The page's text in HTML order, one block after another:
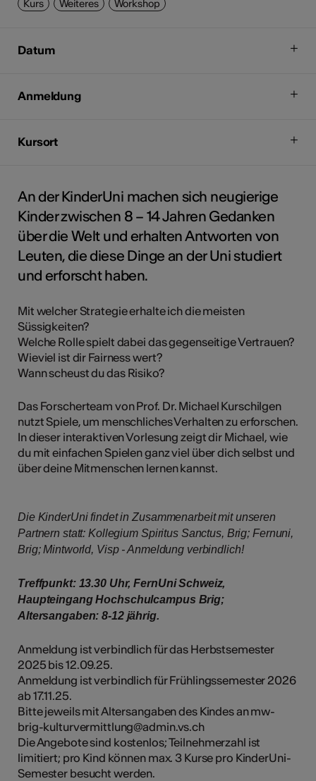
Kurs Weiteres Workshop
Datum
Anmeldung
Kursort
An der KinderUni machen sich neugierige
Kinder zwischen 8 – 14 Jahren Gedanken
über die Welt und erhalten Antworten von
Leuten, die diese Dinge an der Uni studiert
und erforscht haben.
Mit welcher Strategie erhalte ich die meisten
Süssigkeiten?
Welche Rolle spielt dabei das gegenseitige Vertrauen?
Wieviel ist dir Fairness wert?
Wann scheust du das Risiko?
Das Forscherteam von Prof. Dr. Michael Kurschilgen
nutzt Spiele, um menschliches Verhalten zu erforschen.
In dieser interaktiven Vorlesung zeigt dir Michael, wie
du mit einfachen Spielen ganz viel über dich selbst und
über deine Mitmenschen lernen kannst.
Die KinderUni findet in Zusammenarbeit mit unseren
Partnern statt: Kollegium Spiritus Sanctus, Brig; Fernuni,
Brig; Mintworld, Visp - Anmeldung verbindlich!
Treffpunkt: 13.30 Uhr, FernUni Schweiz,
Haupteingang Hochschulcampus Brig;
Altersangaben: 8-12 jährig.
Anmeldung ist verbindlich für das Herbstsemester
2025 bis 12.09.25.
Anmeldung ist verbindlich für Frühlingssemester 2026
ab 17.11.25.
Bitte jeweils mit Altersangaben des Kindes an mw-
brig-kulturvermittlung@admin.vs.ch
Die Angebote sind kostenlos; Teilnehmerzahl ist
limitiert; pro Kind können max. 3 Kurse pro KinderUni-
Semester besucht werden.